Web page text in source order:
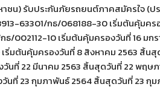
ชน) รับประกันภัยรถยนต์ภาคสมัครใจ (ปร
63301/กธ/068188-30 เริ่มต้นคุ้มคร
/002112-10 เริ่มต้นคุ้มครองวันที่ 16 มก
ริ่มต้นคุ้มครองวันที่ 8 สิงหาคม 2563 สิ้น
นที่ 22 มีนาคม 2563 สิ้นสุดวันที่ 22 พฤษ
นที่ 23 กุมภาพันธ์ 2564 สิ้นสุดวันที่ 23 กุ